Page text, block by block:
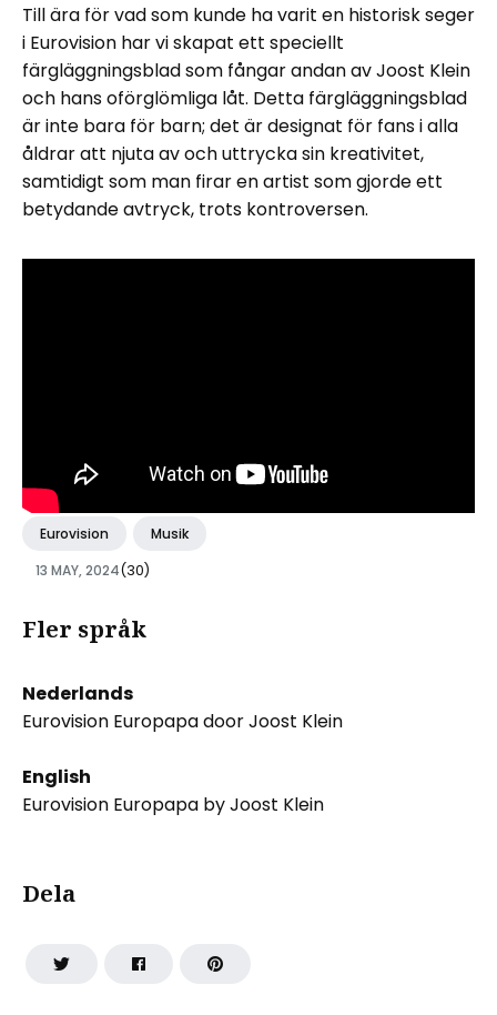
Till ära för vad som kunde ha varit en historisk seger
i Eurovision har vi skapat ett speciellt
färgläggningsblad som fångar andan av Joost Klein
och hans oförglömliga låt. Detta färgläggningsblad
är inte bara för barn; det är designat för fans i alla
åldrar att njuta av och uttrycka sin kreativitet,
samtidigt som man firar en artist som gjorde ett
betydande avtryck, trots kontroversen.
Eurovision
Musik
13 MAY, 2024(30)
Fler språk
Nederlands
Eurovision Europapa door Joost Klein
English
Eurovision Europapa by Joost Klein
Dela